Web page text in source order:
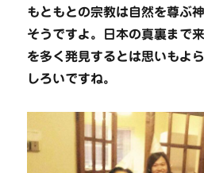
もともとの宗教は自然を尊ぶ
そうですよ。日本の真裏まで
を多く発見するとは思いもよ
しろいですね。